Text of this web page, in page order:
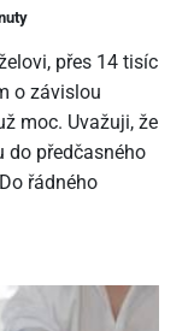
přes 14 tisíc
o závislou
moc. Uvažuji, že
do předčasného
řádného